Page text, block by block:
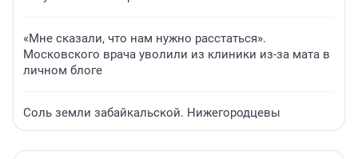
«Мне сказали, что нам нужно расстаться».
Московского врача уволили из клиники из-за мата в
личном блоге
Соль земли забайкальской. Нижегородцевы